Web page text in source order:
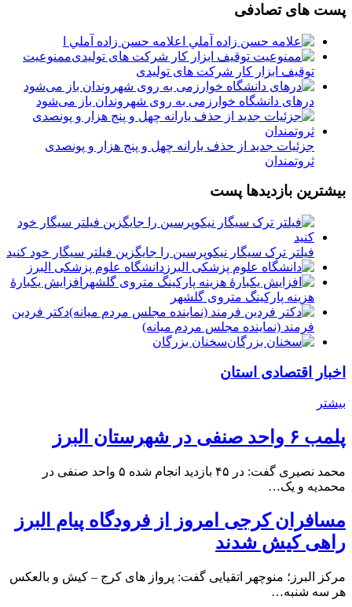
پست های تصادفی
علامه حسن زاده آملي ا
️ممنوعیت
توقیف ابزار کار شرکت های تولیدی
درهای دانشگاه خوارزمی به روی شهروندان باز می‌شود
جزئیات جدید از حذف یارانه چهل و پنج هزار و پونصدی
ثروتمندان
بیشترین بازدیدها پست
فیلتر ترک سیگار نیکوپرسین را جایگزین فیلتر سیگار خود کنید
دانشگاه علوم پزشکی البرز
افزایش یکبارۀ
هزینه پارکینگ متروی گلشهر
دكتر فردين
فرمند (نماينده مجلس مردم میانه)
سخنان بزرگان
اخبار اقتصادی استان
بیشتر
پلمب ۶ واحد صنفی در شهرستان البرز
محمد نصیری گفت: در ۴۵ بازدید انجام شده ۵ واحد صنفی در
محمدیه و یک…
مسافران کرجی امروز از فرودگاه پیام البرز
راهی کیش شدند
مرکز البرز؛ منوچهر اتقیایی گفت: پرواز های کرج – کیش و بالعکس
هر سه شنبه…